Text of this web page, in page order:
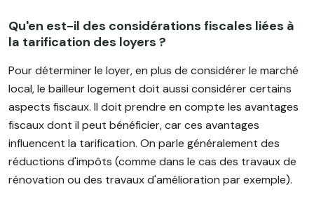
Qu'en est-il des considérations fiscales liées à
la tarification des loyers ?
Pour déterminer le loyer, en plus de considérer le marché
local, le bailleur logement doit aussi considérer certains
aspects fiscaux. Il doit prendre en compte les avantages
fiscaux dont il peut bénéficier, car ces avantages
influencent la tarification. On parle généralement des
réductions d'impôts (comme dans le cas des travaux de
rénovation ou des travaux d'amélioration par exemple).